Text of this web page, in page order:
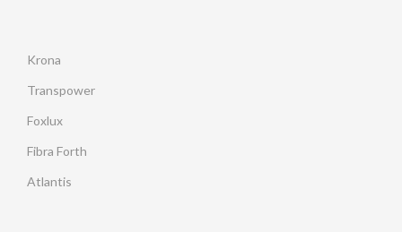
Krona
Transpower
Foxlux
Fibra Forth
Atlantis